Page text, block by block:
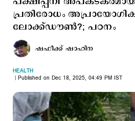
പ്രതിരോധം
ലോക്ക്ഡൗണ്‍?; പഠനം
ഷഫീക്ക് ഷാഹിന
HEALTH
Published on Dec 18, 2025, 04:49 PM IST